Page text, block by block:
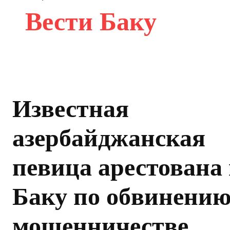
Вести Баку
Известная
азербайджанская
певица арестована
Баку по